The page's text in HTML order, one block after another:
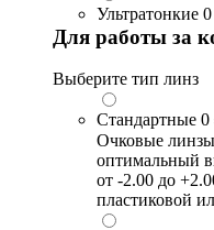
Ультратонкие
Для работы за
Выберите тип линз
Стандартные 0
Очковые
оптимальный
от -2.00 до
пластиковой